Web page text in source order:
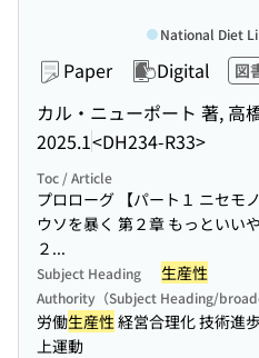
Paper Digital 図
カル・ニューポート 著, 高
2025.1<DH234-R33>
National Diet
Toc / Article
プロローグ 【パート１ ニセモ
ウソを暴く 第２章 もっといい
２...
Subject Heading 生産性
Authority（Subject Heading/
労働生産性経営合理化 技術進
上運動